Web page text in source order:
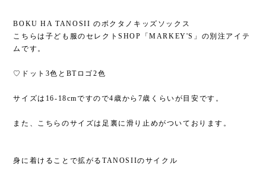
BOKU HA TANOSII のボクタノキッズソックス
こちらは子ども服のセレクトSHOP「MARKEY'S」の別注アイテ
ムです。
♡ドット3色とBTロゴ2色
サイズは16-18cmですので4歳から7歳くらいが目安です。
また、こちらのサイズは足裏に滑り止めがついております。
身に着けることで拡がるTANOSIIのサイクル